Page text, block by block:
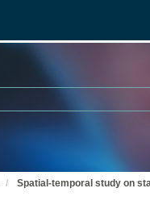
Spatial-temporal study on